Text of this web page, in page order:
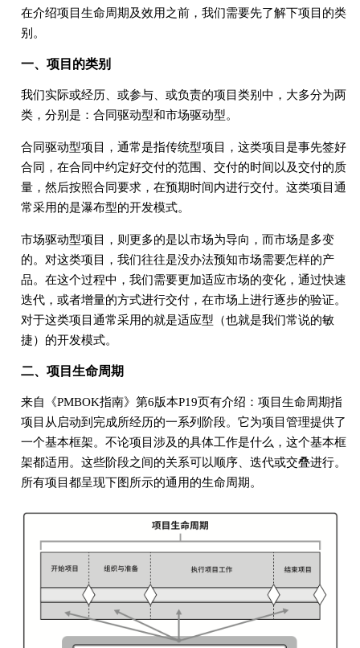
在介绍项目生命周期及效用之前，我们需要先了解下项目的类
别。
一、项目的类别
我们实际或经历、或参与、或负责的项目类别中，大多分为两
类，分别是：合同驱动型和市场驱动型。
合同驱动型项目，通常是指传统型项目，这类项目是事先签好
合同，在合同中约定好交付的范围、交付的时间以及交付的质
量，然后按照合同要求，在预期时间内进行交付。这类项目通
常采用的是瀑布型的开发模式。
市场驱动型项目，则更多的是以市场为导向，而市场是多变
的。对这类项目，我们往往是没办法预知市场需要怎样的产
品。在这个过程中，我们需要更加适应市场的变化，通过快速
迭代，或者增量的方式进行交付，在市场上进行逐步的验证。
对于这类项目通常采用的就是适应型（也就是我们常说的敏
捷）的开发模式。
二、项目生命周期
来自《PMBOK指南》第6版本P19页有介绍：项目生命周期指
项目从启动到完成所经历的一系列阶段。它为项目管理提供了
一个基本框架。不论项目涉及的具体工作是什么，这个基本框
架都适用。这些阶段之间的关系可以顺序、迭代或交叠进行。
所有项目都呈现下图所示的通用的生命周期。